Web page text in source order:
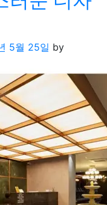
5월 25일 by